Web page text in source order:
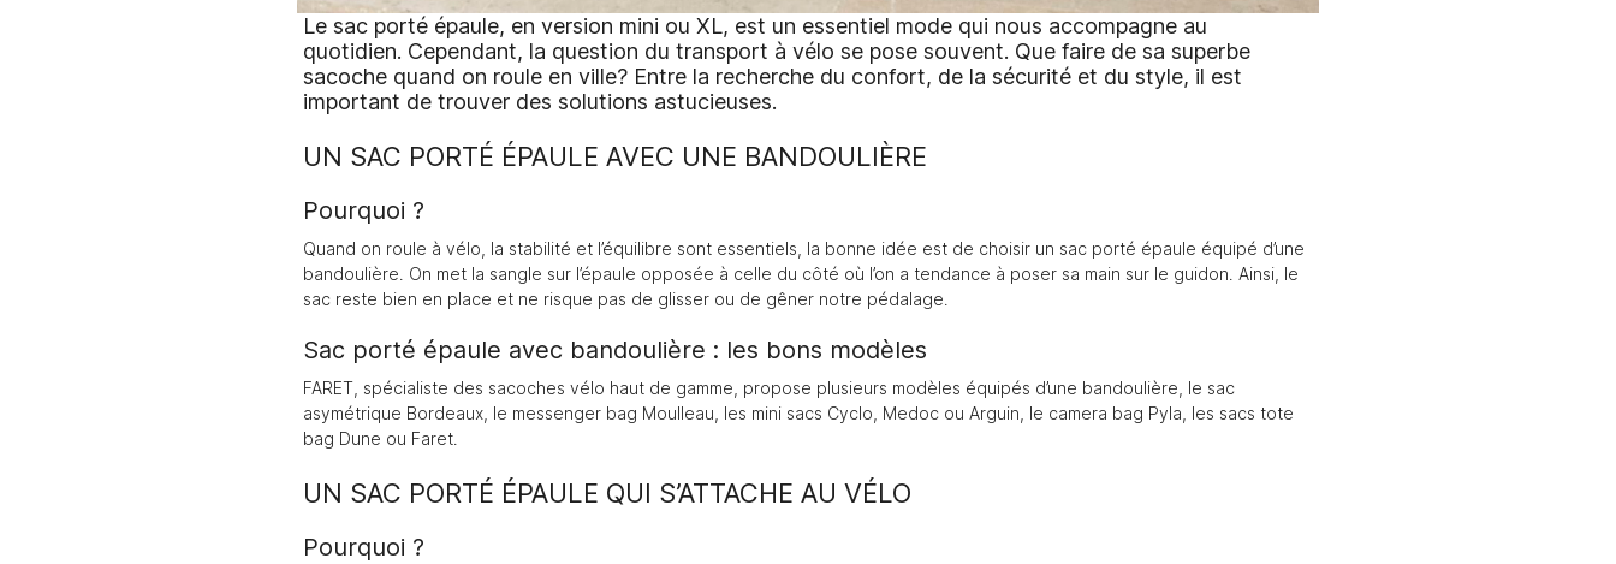
Le sac porté épaule, en version mini ou XL, est un essentiel mode qui nous accompagne au
quotidien. Cependant, la question du transport à vélo se pose souvent. Que faire de sa superbe
sacoche quand on roule en ville? Entre la recherche du confort, de la sécurité et du style, il est
important de trouver des solutions astucieuses.
UN SAC PORTÉ ÉPAULE AVEC UNE BANDOULIÈRE
Pourquoi ?
Quand on roule à vélo, la stabilité et l’équilibre sont essentiels, la bonne idée est de choisir un sac porté épaule équipé d’une
bandoulière. On met la sangle sur l’épaule opposée à celle du côté où l’on a tendance à poser sa main sur le guidon. Ainsi, le
sac reste bien en place et ne risque pas de glisser ou de gêner notre pédalage.
Sac porté épaule avec bandoulière : les bons modèles
FARET, spécialiste des sacoches vélo haut de gamme , propose plusieurs modèles équipés d’une bandoulière, le sac
asymétrique Bordeaux, le messenger bag Moulleau, les mini sacs Cyclo, Medoc ou Arguin, le camera bag Pyla, les sacs tote
bag Dune ou Faret.
UN SAC PORTÉ ÉPAULE QUI S’ATTACHE AU VÉLO
Pourquoi ?